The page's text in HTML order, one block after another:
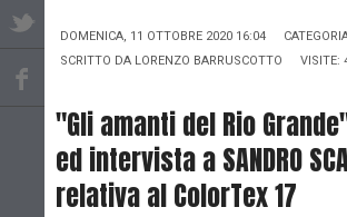
DOMENICA, 11 OTTOBRE 2020 16:04
SCRITTO DA LORENZO BARRUSCOTTO VISITE:
"Gli amanti del Rio
ed intervista a SANDRO
relativa al ColorTex 17